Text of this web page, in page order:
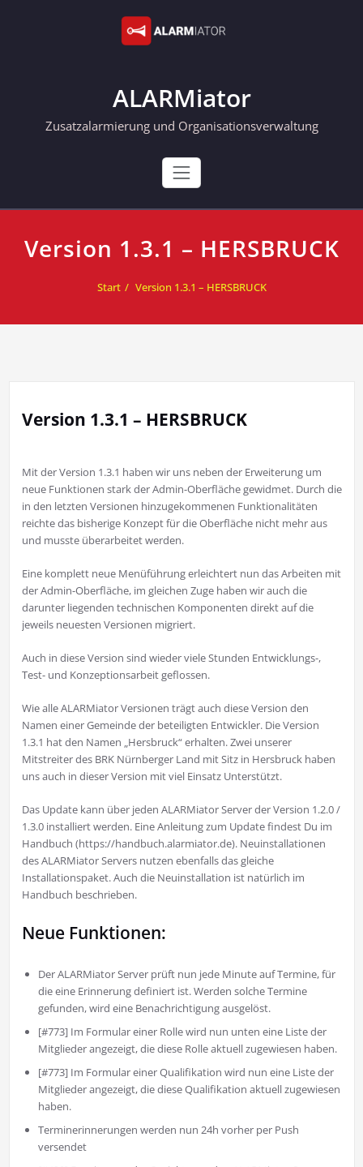
ALARMiator
Zusatzalarmierung und Organisationsverwaltung
Version 1.3.1 – HERSBRUCK
Start Version 1.3.1 – HERSBRUCK
Version 1.3.1 – HERSBRUCK
Mit der Version 1.3.1 haben wir uns neben der Erweiterung um
neue Funktionen stark der Admin-Oberfläche gewidmet. Durch die
in den letzten Versionen hinzugekommenen Funktionalitäten
reichte das bisherige Konzept für die Oberfläche nicht mehr aus
und musste überarbeitet werden.
Eine komplett neue Menüführung erleichtert nun das Arbeiten mit
der Admin-Oberfläche, im gleichen Zuge haben wir auch die
darunter liegenden technischen Komponenten direkt auf die
jeweils neuesten Versionen migriert.
Auch in diese Version sind wieder viele Stunden Entwicklungs-,
Test- und Konzeptionsarbeit geflossen.
Wie alle ALARMiator Versionen trägt auch diese Version den
Namen einer Gemeinde der beteiligten Entwickler. Die Version
1.3.1 hat den Namen „Hersbruck“ erhalten. Zwei unserer
Mitstreiter des BRK Nürnberger Land mit Sitz in Hersbruck haben
uns auch in dieser Version mit viel Einsatz Unterstützt.
Das Update kann über jeden ALARMiator Server der Version 1.2.0 /
1.3.0 installiert werden. Eine Anleitung zum Update findest Du im
Handbuch (https://handbuch.alarmiator.de). Neuinstallationen
des ALARMiator Servers nutzen ebenfalls das gleiche
Installationspaket. Auch die Neuinstallation ist natürlich im
Handbuch beschrieben.
Neue Funktionen:
Der ALARMiator Server prüft nun jede Minute auf Termine, für
die eine Erinnerung definiert ist. Werden solche Termine
gefunden, wird eine Benachrichtigung ausgelöst.
[#773] Im Formular einer Rolle wird nun unten eine Liste der
Mitglieder angezeigt, die diese Rolle aktuell zugewiesen haben.
[#773] Im Formular einer Qualifikation wird nun eine Liste der
Mitglieder angezeigt, die diese Qualifikation aktuell zugewiesen
haben.
Terminerinnerungen werden nun 24h vorher per Push
versendet